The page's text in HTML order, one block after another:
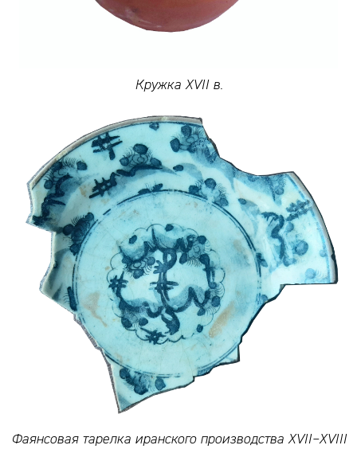
Кружка XVII в.
Фаянсовая тарелка иранского производства XVII–XVIII